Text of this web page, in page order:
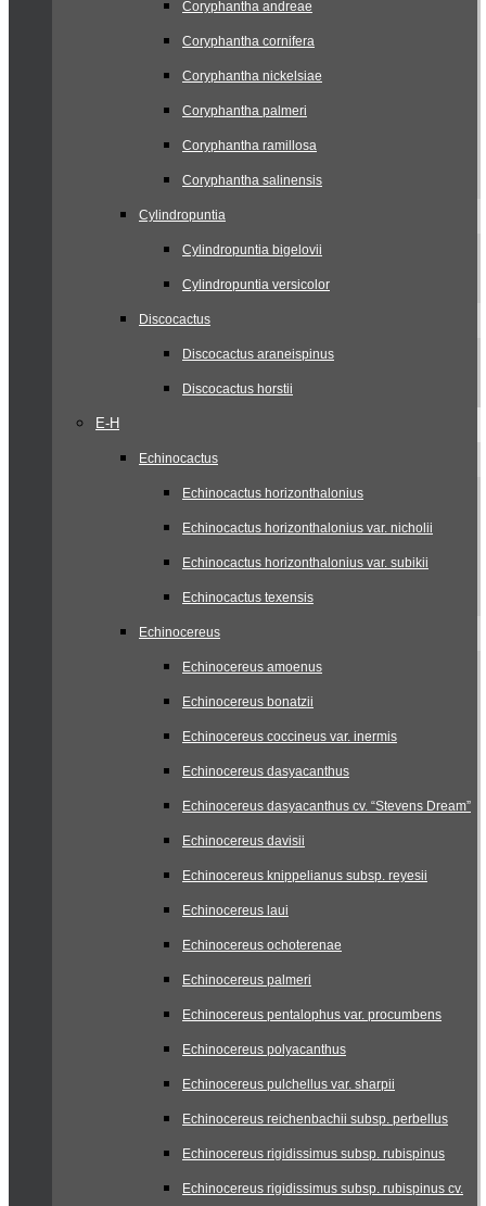
Coryphantha andreae
Coryphantha cornifera
Coryphantha nickelsiae
Coryphantha palmeri
Coryphantha ramillosa
Coryphantha salinensis
Cylindropuntia
Cylindropuntia bigelovii
Cylindropuntia versicolor
Discocactus
Discocactus araneispinus
Discocactus horstii
E-H
Echinocactus
Echinocactus horizonthalonius
Echinocactus horizonthalonius var. nicholii
Echinocactus horizonthalonius var. subikii
Echinocactus texensis
Echinocereus
Echinocereus amoenus
Echinocereus bonatzii
Echinocereus coccineus var. inermis
Echinocereus dasyacanthus
Echinocereus dasyacanthus cv. “Stevens Dream”
Echinocereus davisii
Echinocereus knippelianus subsp. reyesii
Echinocereus laui
Echinocereus ochoterenae
Echinocereus palmeri
Echinocereus pentalophus var. procumbens
Echinocereus polyacanthus
Echinocereus pulchellus var. sharpii
Echinocereus reichenbachii subsp. perbellus
Echinocereus rigidissimus subsp. rubispinus
Echinocereus rigidissimus subsp. rubispinus cv.